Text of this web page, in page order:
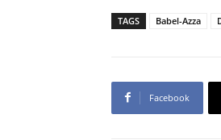
TAGS Babel-Azza
Facebook